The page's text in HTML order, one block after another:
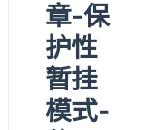
章-保
护性
暂挂
模式-